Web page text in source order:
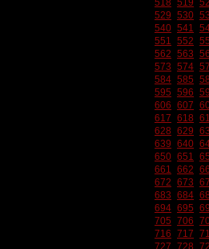
518 519
529 530
540 541
551 552
562 563
573 574
584 585
595 596
606 607
617 618
628 629
639 640
650 651
661 662
672 673
683 684
694 695
705 706
716 717
727 728